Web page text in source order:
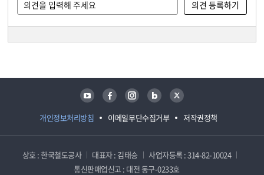
개인정보처리방침 이메일무단수집거부 저작권정책
유튜브 페이스북 인스타그램 블로그 트위터
상호 : 한국철도공사 대표자 : 김태승
사업자등록 : 314-82-10024
통신판매업신고 : 대전 동구-0233호